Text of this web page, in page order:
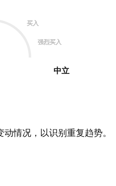
买入
强烈买入
中立
情况，以识别重复趋势。